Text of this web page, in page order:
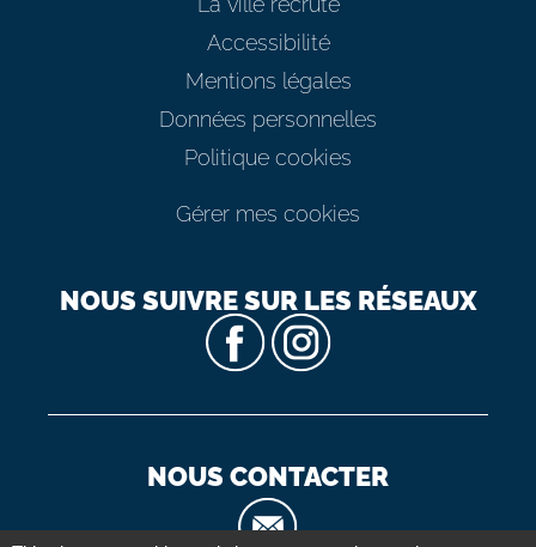
Accessibilité
Mentions légales
Données personnelles
Politique cookies
Gérer mes cookies
NOUS SUIVRE SUR LES RÉSEAUX
NOUS CONTACTER